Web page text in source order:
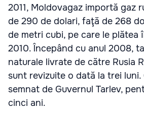
2011, Moldovagaz importă gaz
de 290 de dolari, faţă de 268
de metri cubi, pe care le plătea
2010. Începând cu anul 2008,
naturale livrate de către Rusia
sunt revizuite o dată la trei
semnat de Guvernul Tarlev,
cinci ani.